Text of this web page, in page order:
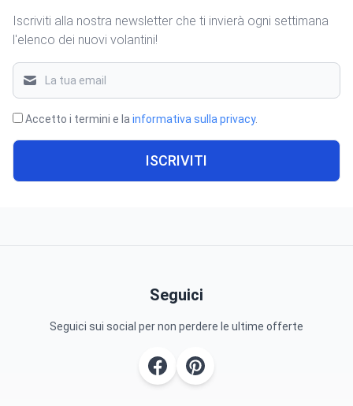
Iscriviti alla nostra newsletter che ti invierà ogni settimana
l'elenco dei nuovi volantini!
Accetto i termini e la informativa sulla privacy.
ISCRIVITI
Seguici
Seguici sui social per non perdere le ultime offerte